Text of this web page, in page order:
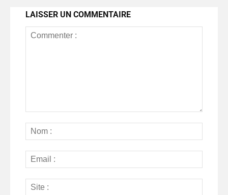
LAISSER UN COMMENTAIRE